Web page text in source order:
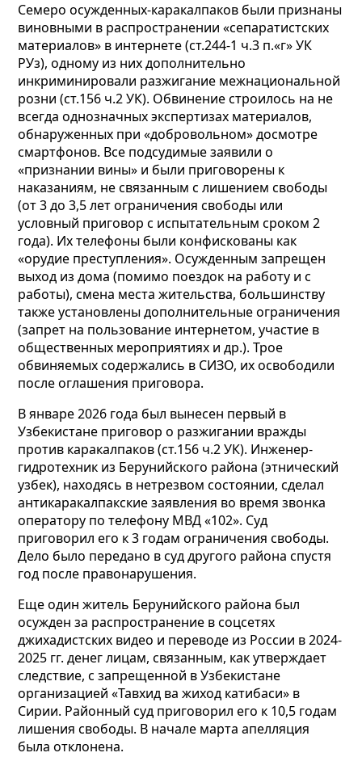
Семеро осужденных-каракалпаков были признаны
виновными в распространении «сепаратистских
материалов» в интернете (ст.244-1 ч.3 п.«г» УК
РУз), одному из них дополнительно
инкриминировали разжигание межнациональной
розни (ст.156 ч.2 УК). Обвинение строилось на не
всегда однозначных экспертизах материалов,
обнаруженных при «добровольном» досмотре
смартфонов. Все подсудимые заявили о
«признании вины» и были приговорены к
наказаниям, не связанным с лишением свободы
(от 3 до 3,5 лет ограничения свободы или
условный приговор с испытательным сроком 2
года). Их телефоны были конфискованы как
«орудие преступления». Осужденным запрещен
выход из дома (помимо поездок на работу и с
работы), смена места жительства, большинству
также установлены дополнительные ограничения
(запрет на пользование интернетом, участие в
общественных мероприятиях и др.). Трое
обвиняемых содержались в СИЗО, их освободили
после оглашения приговора.
В январе 2026 года был вынесен первый в
Узбекистане приговор о разжигании вражды
против каракалпаков (ст.156 ч.2 УК). Инженер-
гидротехник из Берунийского района (этнический
узбек), находясь в нетрезвом состоянии, сделал
антикаракалпакские заявления во время звонка
оператору по телефону МВД «102». Суд
приговорил его к 3 годам ограничения свободы.
Дело было передано в суд другого района спустя
год после правонарушения.
Еще один житель Берунийского района был
осужден за распространение в соцсетях
джихадистских видео и переводе из России в 2024-
2025 гг. денег лицам, связанным, как утверждает
следствие, с запрещенной в Узбекистане
организацией «Тавхид ва жиход катибаси» в
Сирии. Районный суд приговорил его к 10,5 годам
лишения свободы. В начале марта апелляция
была отклонена.